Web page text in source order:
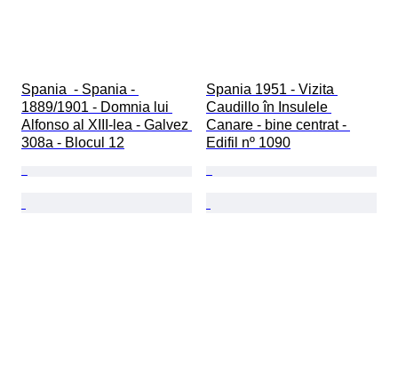
Spania  - Spania -
1889/1901 - Domnia lui
Alfonso al XIII-lea - Galvez
308a - Blocul 12
Spania 1951 - Vizita
Caudillo în Insulele
Canare - bine centrat -
Edifil nº 1090